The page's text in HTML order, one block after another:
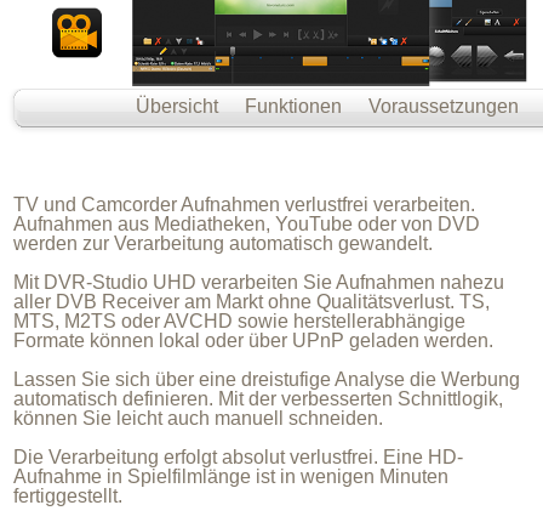
Voraussetzungen
Funktionen
Übersicht
TV und Camcorder Aufnahmen verlustfrei verarbeiten.
Aufnahmen aus Mediatheken, YouTube oder von DVD
werden zur Verarbeitung automatisch gewandelt.
Mit DVR-Studio UHD verarbeiten Sie Aufnahmen nahezu
aller DVB Receiver am Markt ohne Qualitätsverlust. TS,
MTS, M2TS oder AVCHD sowie herstellerabhängige
Formate können lokal oder über UPnP geladen werden.
Lassen Sie sich über eine dreistufige Analyse die Werbung
automatisch definieren. Mit der verbesserten Schnittlogik,
können Sie leicht auch manuell schneiden.
Die Verarbeitung erfolgt absolut verlustfrei. Eine HD-
Aufnahme in Spielfilmlänge ist in wenigen Minuten
fertiggestellt.